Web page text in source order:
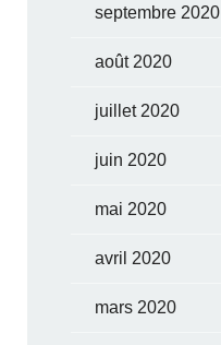
septembre 2020
août 2020
juillet 2020
juin 2020
mai 2020
avril 2020
mars 2020